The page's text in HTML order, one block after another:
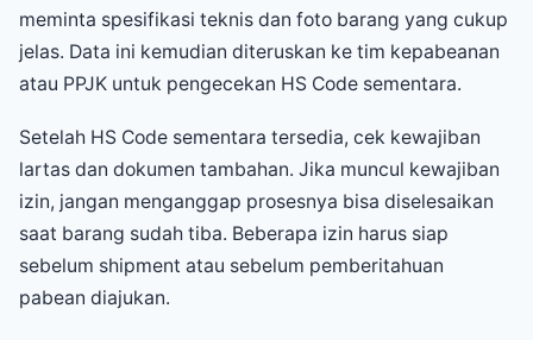
meminta spesifikasi teknis dan foto barang yang cukup
jelas. Data ini kemudian diteruskan ke tim kepabeanan
atau PPJK untuk pengecekan HS Code sementara.
Setelah HS Code sementara tersedia, cek kewajiban
lartas dan dokumen tambahan. Jika muncul kewajiban
izin, jangan menganggap prosesnya bisa diselesaikan
saat barang sudah tiba. Beberapa izin harus siap
sebelum shipment atau sebelum pemberitahuan
pabean diajukan.